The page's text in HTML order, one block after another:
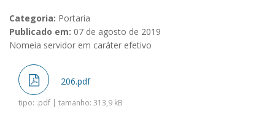
Categoria: Portaria
Publicado em: 07 de agosto de 2019
Nomeia servidor em caráter efetivo
206.pdf
tipo: .pdf | tamanho: 313,9 kB